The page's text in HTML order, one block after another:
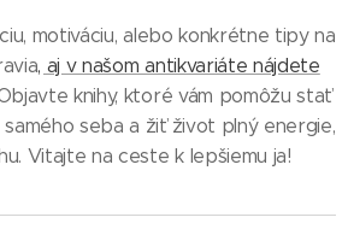
motiváciu, alebo konkrétne tipy na
, aj v našom antikvariáte nájdete
knihy, ktoré vám pomôžu stať
seba a žiť život plný energie,
Vitajte na ceste k lepšiemu ja!